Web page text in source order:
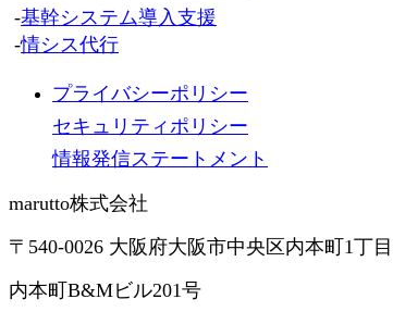
-基幹システム導入支援
-情シス代行
プライバシーポリシー
セキュリティポリシー
情報発信ステートメント
marutto株式会社
〒540-0026 大阪府大阪市中央区内本町1丁
内本町B&Mビル201号